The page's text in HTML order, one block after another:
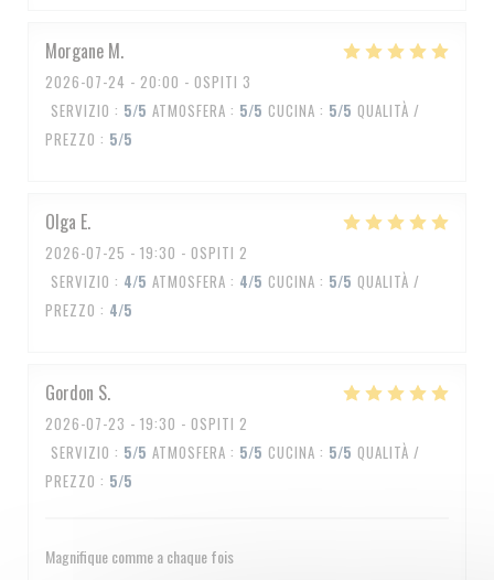
Morgane M
2026-07-24 - 20:00 - OSPITI 3
SERVIZIO : 5/5 ATMOSFERA : 5/5 CUCINA : 5/5 QUALITÀ /
PREZZO : 5/5
Olga E
2026-07-25 - 19:30 - OSPITI 2
SERVIZIO : 4/5 ATMOSFERA : 4/5 CUCINA : 5/5 QUALITÀ /
PREZZO : 4/5
Gordon S
2026-07-23 - 19:30 - OSPITI 2
SERVIZIO : 5/5 ATMOSFERA : 5/5 CUCINA : 5/5 QUALITÀ /
PREZZO : 5/5
Magnifique comme a chaque fois